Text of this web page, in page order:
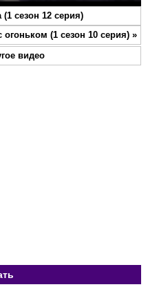
Mute Settings
сезон 12 серия)
(1 сезон 10 серия) »
видео